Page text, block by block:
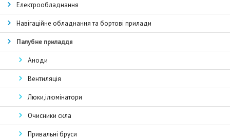
Електрообладнання
Навігаційне обладнання та бортові прилади
Палубне приладдя
Аноди
Вентиляція
Люки,ілюмінатори
Очисники скла
Привальні бруси